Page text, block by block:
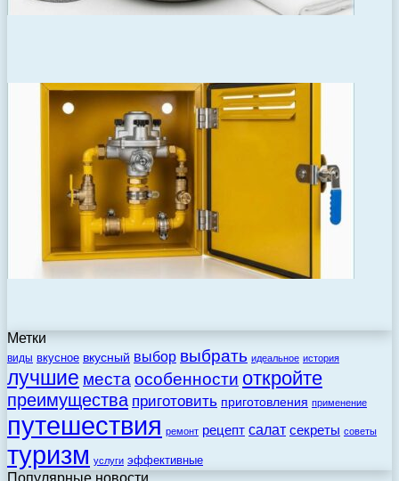
Метки
виды вкусное вкусный выбор выбрать идеальное история
лучшие места особенности откройте
преимущества приготовить приготовления применение
путешествия ремонт рецепт салат секреты советы
туризм услуги эффективные
Популярные новости